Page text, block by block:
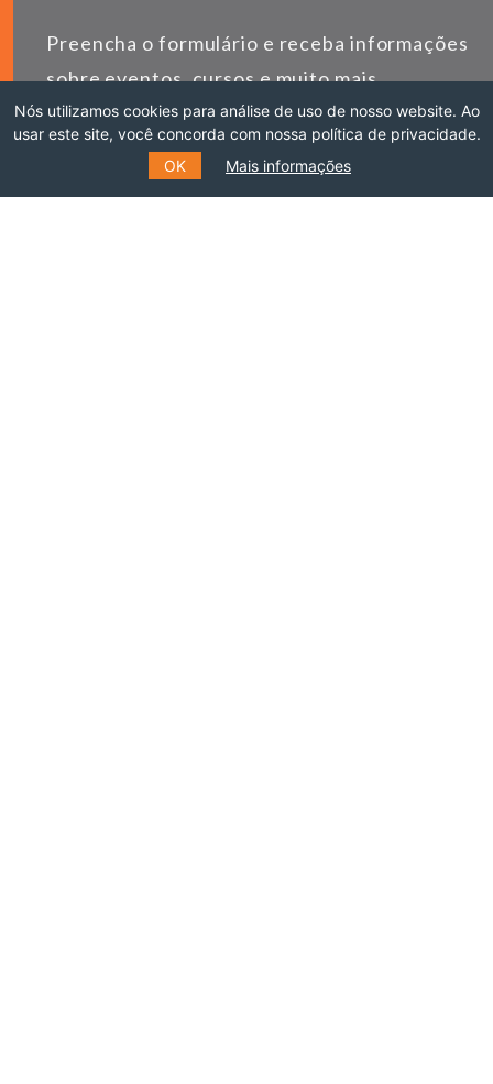
Preencha o formulário e receba informações
sobre eventos, cursos e muito mais.
E-MAIL *
Nós utilizamos cookies para análise de uso de nosso website. Ao
usar este site, você concorda com nossa política de privacidade.
OK
Mais informações